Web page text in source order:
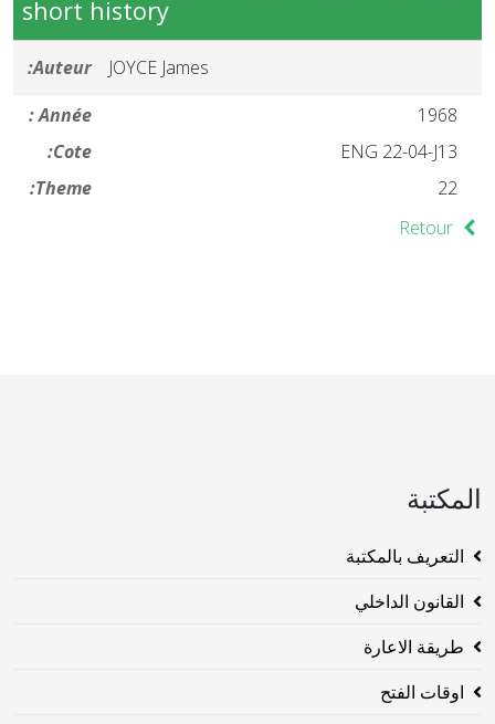
short history
Auteur:
JOYCE James
Année :
1968
Cote:
ENG 22-04-J13
Theme:
22
Retour
المكتبة
التعريف بالمكتبة
القانون الداخلي
طريقة الاعارة
اوقات الفتح